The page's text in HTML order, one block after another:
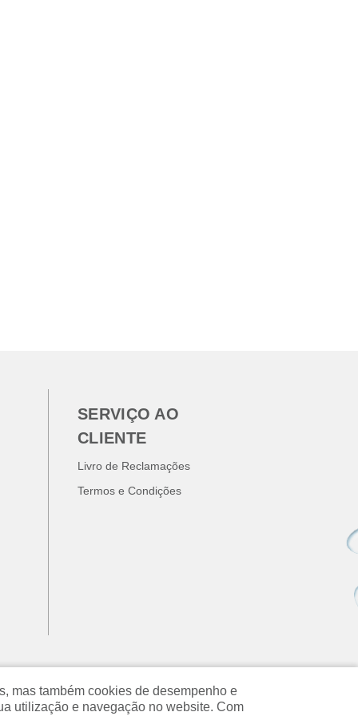
SERVIÇO AO
CLIENTE
Livro de Reclamações
Termos e Condições
mas também cookies de desempenho e
utilização e navegação no website. Com